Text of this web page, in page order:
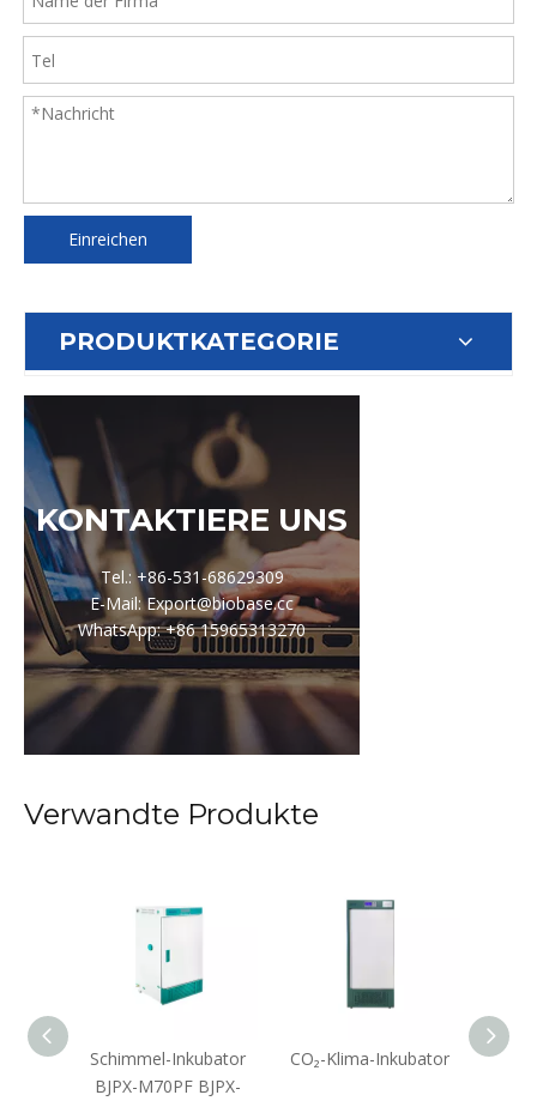
Einreichen
PRODUKTKATEGORIE
KONTAKTIERE UNS
Tel.: +86-531-68629309
E-Mail: Export@biobase.cc
WhatsApp: +86 15965313270
Verwandte Produkte
hohe
Schimmel-Inkubator
BJPX-M70PF BJPX-
CO₂-Klima-Inkubator